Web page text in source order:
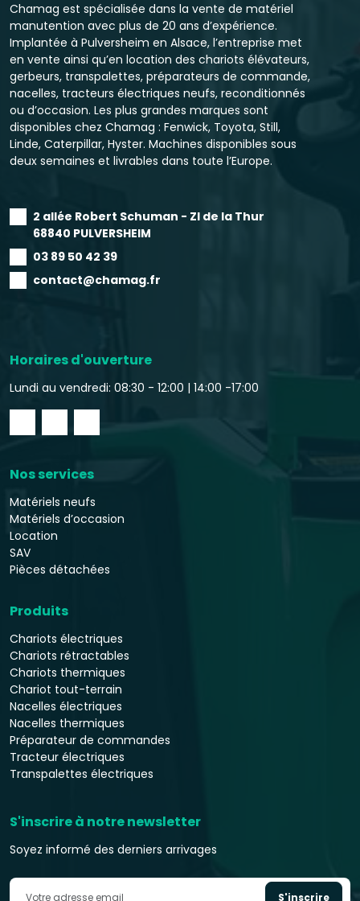
Chamag est spécialisée dans la vente de matériel
manutention avec plus de 20 ans d’expérience.
Implantée à Pulversheim en Alsace, l’entreprise met
en vente ainsi qu’en location des chariots élévateurs,
gerbeurs, transpalettes, préparateurs de commande,
nacelles, tracteurs électriques neufs, reconditionnés
ou d’occasion. Les plus grandes marques sont
disponibles chez Chamag : Fenwick, Toyota, Still,
Linde, Caterpillar, Hyster. Machines disponibles sous
deux semaines et livrables dans toute l’Europe.
2 allée Robert Schuman - ZI de la Thur
68840 PULVERSHEIM
03 89 50 42 39
contact@chamag.fr
Horaires d'ouverture
Lundi au vendredi: 08:30 - 12:00 | 14:00 -17:00
Nos services
Matériels neufs
Matériels d’occasion
Location
SAV
Pièces détachées
Produits
Chariots électriques
Chariots rétractables
Chariots thermiques
Chariot tout-terrain
Nacelles électriques
Nacelles thermiques
Préparateur de commandes
Tracteur électriques
Transpalettes électriques
S'inscrire à notre newsletter
Soyez informé des derniers arrivages
S'inscrire